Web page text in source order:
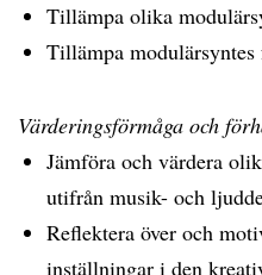
Tillämpa olika
Tillämpa
Värderingsförmåga och
Jämföra och värdera
utifrån musik- och
Reflektera över och
inställningar i den